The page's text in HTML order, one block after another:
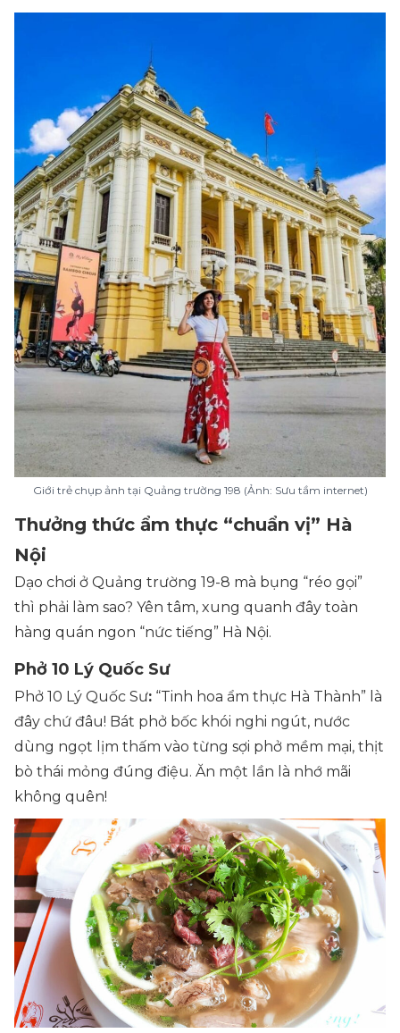
Giới trẻ chụp ảnh tại Quảng trường 198 (Ảnh: Sưu tầm internet)
Thưởng thức ẩm thực “chuẩn vị” Hà
Nội
Dạo chơi ở Quảng trường 19-8 mà bụng “réo gọi”
thì phải làm sao? Yên tâm, xung quanh đây toàn
hàng quán ngon “nức tiếng” Hà Nội.
Phở 10 Lý Quốc Sư
Phở 10 Lý Quốc Sư: “Tinh hoa ẩm thực Hà Thành” là
đây chứ đâu! Bát phở bốc khói nghi ngút, nước
dùng ngọt lịm thấm vào từng sợi phở mềm mại, thịt
bò thái mỏng đúng điệu. Ăn một lần là nhớ mãi
không quên!